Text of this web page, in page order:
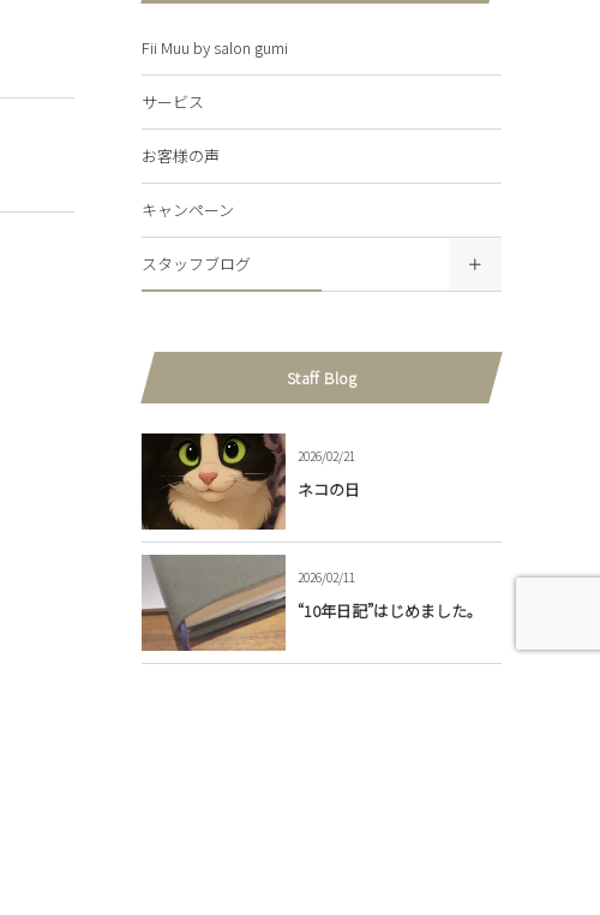
Fii Muu by salon gumi
サービス
お客様の声
キャンペーン
スタッフブログ
Staff Blog
2026/02/21
ネコの日
2026/02/11
“10年日記”はじめました。